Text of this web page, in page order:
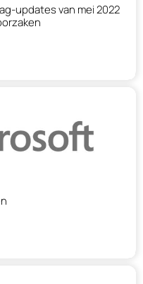
updates van mei 2022